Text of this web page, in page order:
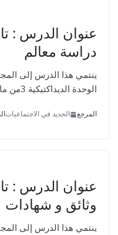
عنوان الدرس :
دراسة معالم
الوحدة الديداكتيكية 3من مادة
المرجع الجديد في الاجتماعيات
عنوان الدرس :
وثائق و شهادات